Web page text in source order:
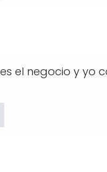
el negocio y yo